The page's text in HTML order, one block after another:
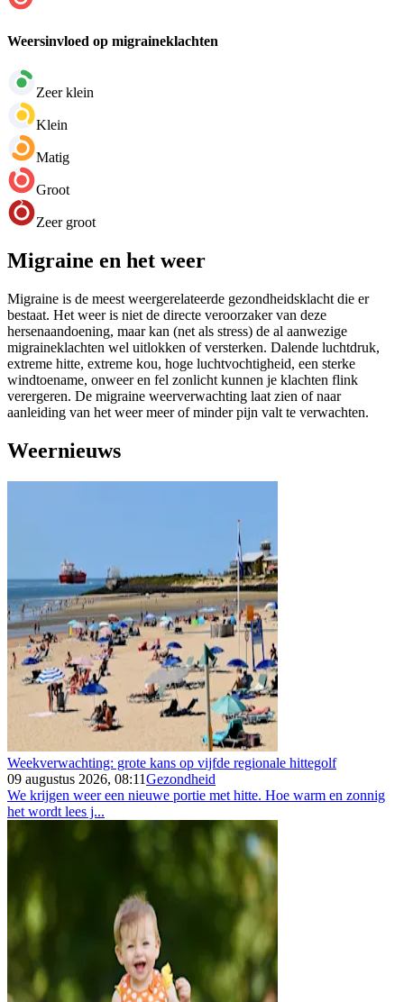
Weersinvloed op migraineklachten
Zeer klein
Klein
Matig
Groot
Zeer groot
Migraine en het weer
Migraine is de meest weergerelateerde gezondheidsklacht die er
bestaat. Het weer is niet de directe veroorzaker van deze
hersenaandoening, maar kan (net als stress) de al aanwezige
migraineklachten wel uitlokken of versterken. Dalende luchtdruk,
extreme hitte, extreme kou, hoge luchtvochtigheid, een sterke
windtoename, onweer en fel zonlicht kunnen je klachten flink
verergeren. De migraine weerverwachting laat zien of naar
aanleiding van het weer meer of minder pijn valt te verwachten.
Weernieuws
Weekverwachting: grote kans op vijfde regionale hittegolf
09 augustus 2026, 08:11Gezondheid
We krijgen weer een nieuwe portie met hitte. Hoe warm en zonnig
het wordt lees j...